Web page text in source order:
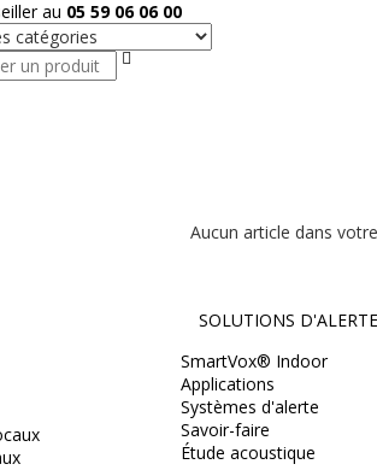
au 05 59 06 06 00
Rechercher
Aucun article dans
SOLUTIONS D'ALERTE
SmartVox® Indoor
Applications
Systèmes d'alerte
Savoir-faire
Étude acoustique